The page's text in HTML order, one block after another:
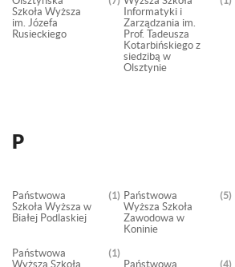
Szkoła Wyższa
im. Józefa
Rusieckiego
Informatyki i
Zarządzania im.
Prof. Tadeusza
Kotarbińskiego z
siedzibą w
Olsztynie
P
Państwowa
Szkoła Wyższa w
Białej Podlaskiej
1
Państwowa
Wyższa Szkoła
1
Państwowa
Wyższa Szkoła
Zawodowa w
Koninie
5
Państwowa
4